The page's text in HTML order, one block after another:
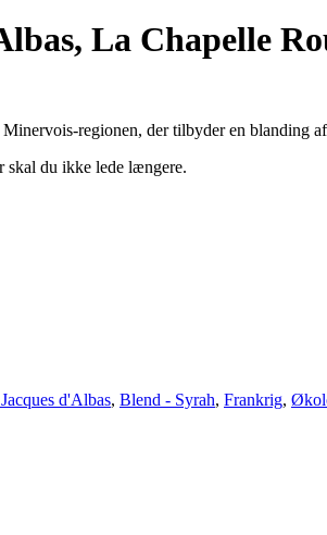
La Chapelle
regionen, der tilbyder en blanding
skal du ikke lede længere.
d'Albas, Blend - Syrah, Frankrig,